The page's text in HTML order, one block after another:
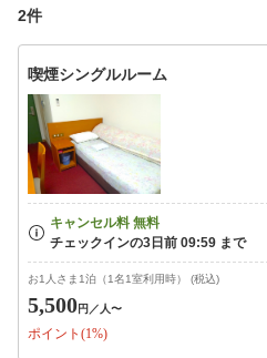
2件
喫煙シングルルーム
お1人さま1泊（1名1室利用時） (税込)
5,500円 ／人〜
ポイント(1%)